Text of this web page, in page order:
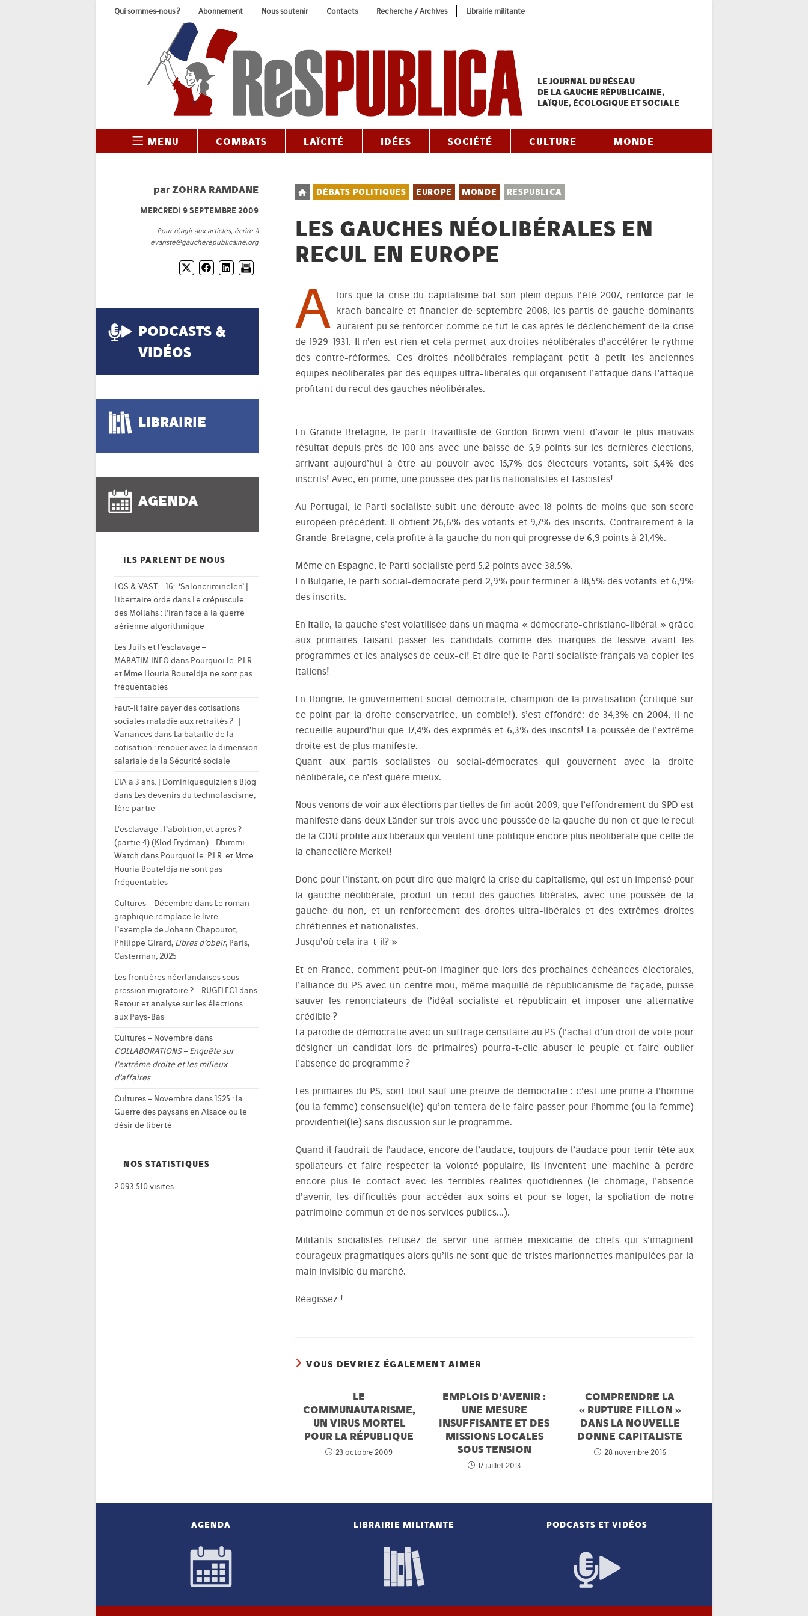
Qui sommes-nous ? Abonnement Nous soutenir Contacts Recherche / Archives Librairie militante
LE JOURNAL DU RÉSEAU
DE LA GAUCHE RÉPUBLICAINE,
LAÏQUE, ÉCOLOGIQUE ET SOCIALE
MENU COMBATS LAÏCITÉ IDÉES SOCIÉTÉ CULTURE MONDE
Post
category:
DÉBATS POLITIQUES EUROPE MONDE RESPUBLICA
LES GAUCHES NÉOLIBÉRALES EN
RECUL EN EUROPE
A lors que la crise du capitalisme bat son plein depuis l’été 2007, renforcé par le
krach bancaire et financier de septembre 2008, les partis de gauche dominants
auraient pu se renforcer comme ce fut le cas après le déclenchement de la crise
de 1929-1931. Il n’en est rien et cela permet aux droites néolibérales d’accélérer le rythme
des contre-réformes. Ces droites néolibérales remplaçant petit à petit les anciennes
équipes néolibérales par des équipes ultra-libérales qui organisent l’attaque dans l’attaque
profitant du recul des gauches néolibérales.
En Grande-Bretagne, le parti travailliste de Gordon Brown vient d’avoir le plus mauvais
résultat depuis près de 100 ans avec une baisse de 5,9 points sur les dernières élections,
arrivant aujourd’hui à être au pouvoir avec 15,7% des électeurs votants, soit 5,4% des
inscrits! Avec, en prime, une poussée des partis nationalistes et fascistes!
Au Portugal, le Parti socialiste subit une déroute avec 18 points de moins que son score
européen précédent. Il obtient 26,6% des votants et 9,7% des inscrits. Contrairement à la
Grande-Bretagne, cela profite à la gauche du non qui progresse de 6,9 points à 21,4%.
Même en Espagne, le Parti socialiste perd 5,2 points avec 38,5%.
En Bulgarie, le parti social-démocrate perd 2,9% pour terminer à 18,5% des votants et 6,9%
des inscrits.
En Italie, la gauche s’est volatilisée dans un magma « démocrate-christiano-libéral » grâce
aux primaires faisant passer les candidats comme des marques de lessive avant les
programmes et les analyses de ceux-ci! Et dire que le Parti socialiste français va copier les
Italiens!
En Hongrie, le gouvernement social-démocrate, champion de la privatisation (critiqué sur
ce point par la droite conservatrice, un comble!), s’est effondré: de 34,3% en 2004, il ne
recueille aujourd’hui que 17,4% des exprimés et 6,3% des inscrits! La poussée de l’extrême
droite est de plus manifeste.
Quant aux partis socialistes ou social-démocrates qui gouvernent avec la droite
néolibérale, ce n’est guère mieux.
Nous venons de voir aux élections partielles de fin août 2009, que l’effondrement du SPD est
manifeste dans deux Länder sur trois avec une poussée de la gauche du non et que le recul
de la CDU profite aux libéraux qui veulent une politique encore plus néolibérale que celle de
la chancelière Merkel!
Donc pour l’instant, on peut dire que malgré la crise du capitalisme, qui est un impensé pour
la gauche néolibérale, produit un recul des gauches libérales, avec une poussée de la
gauche du non, et un renforcement des droites ultra-libérales et des extrêmes droites
chrétiennes et nationalistes.
Jusqu’où cela ira-t-il? »
Et en France, comment peut-on imaginer que lors des prochaines échéances électorales,
l’alliance du PS avec un centre mou, même maquillé de républicanisme de façade, puisse
sauver les renonciateurs de l’idéal socialiste et républicain et imposer une alternative
crédible ?
La parodie de démocratie avec un suffrage censitaire au PS (l’achat d’un droit de vote pour
désigner un candidat lors de primaires) pourra-t-elle abuser le peuple et faire oublier
l’absence de programme ?
Les primaires du PS, sont tout sauf une preuve de démocratie : c’est une prime à l’homme
(ou la femme) consensuel(le) qu’on tentera de le faire passer pour l’homme (ou la femme)
providentiel(le) sans discussion sur le programme.
Quand il faudrait de l’audace, encore de l’audace, toujours de l’audace pour tenir tête aux
spoliateurs et faire respecter la volonté populaire, ils inventent une machine à perdre
encore plus le contact avec les terribles réalités quotidiennes (le chômage, l’absence
d’avenir, les difficultés pour accéder aux soins et pour se loger, la spoliation de notre
patrimoine commun et de nos services publics…).
Militants socialistes refusez de servir une armée mexicaine de chefs qui s’imaginent
courageux pragmatiques alors qu’ils ne sont que de tristes marionnettes manipulées par la
main invisible du marché.
Réagissez !
VOUS DEVRIEZ ÉGALEMENT AIMER
LE
COMMUNAUTARISME,
UN VIRUS MORTEL
POUR LA RÉPUBLIQUE
23 octobre 2009
EMPLOIS D’AVENIR :
UNE MESURE
INSUFFISANTE ET DES
MISSIONS LOCALES
SOUS TENSION
17 juillet 2013
COMPRENDRE LA
« RUPTURE FILLON »
DANS LA NOUVELLE
DONNE CAPITALISTE
28 novembre 2016
parZOHRA RAMDANE
MERCREDI 9 SEPTEMBRE 2009
Pour réagir aux articles, écrire à
evariste@gaucherepublicaine.org
PODCASTS &
VIDÉOS
LIBRAIRIE
AGENDA
ILS PARLENT DE NOUS
LOS & VAST – 16: ‘Saloncriminelen’ |
Libertaire orde dans Le crépuscule
des Mollahs : l’Iran face à la guerre
aérienne algorithmique
Les Juifs et l’esclavage –
MABATIM.INFO dans Pourquoi le P.I.R.
et Mme Houria Bouteldja ne sont pas
fréquentables
Faut-il faire payer des cotisations
sociales maladie aux retraités ? |
Variancesdans La bataille de la
cotisation : renouer avec la dimension
salariale de la Sécurité sociale
L’IA a 3 ans. | Dominiqueguizien's Blog
dans Les devenirs du technofascisme,
1ère partie
L'esclavage : l’abolition, et après ?
(partie 4) (Klod Frydman) - Dhimmi
Watch dans Pourquoi le P.I.R. et Mme
Houria Bouteldja ne sont pas
fréquentables
Cultures – Décembre dans Le roman
graphique remplace le livre.
L’exemple de Johann Chapoutot,
Philippe Girard, Libres d’obéir, Paris,
Casterman, 2025
Les frontières néerlandaises sous
pression migratoire ? – RUGFLEC1 dans
Retour et analyse sur les élections
aux Pays-Bas
Cultures – Novembre dans
COLLABORATIONS – Enquête sur
l’extrême droite et les milieux
d’affaires
Cultures – Novembre dans 1525 : la
Guerre des paysans en Alsace ou le
désir de liberté
NOS STATISTIQUES
2 093 510 visites
AGENDA LIBRAIRIE MILITANTE PODCASTS ET VIDÉOS